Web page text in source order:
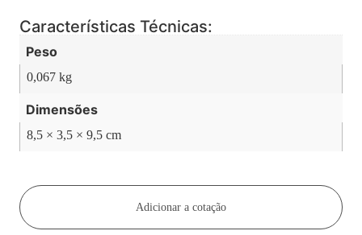
Características Técnicas:
Peso
0,067 kg
Dimensões
8,5 × 3,5 × 9,5 cm
Adicionar a cotação